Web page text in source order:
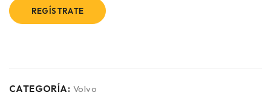
REGÍSTRATE
CATEGORÍA: Volvo